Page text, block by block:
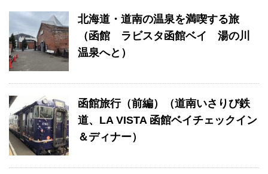
北海道・道南の温泉を満喫する旅
（函館 ラビスタ函館ベイ 湯の川
温泉へと）
函館旅行（前編）（道南いさりび鉄
道、LA VISTA 函館ベイチェックイン
＆ディナー）